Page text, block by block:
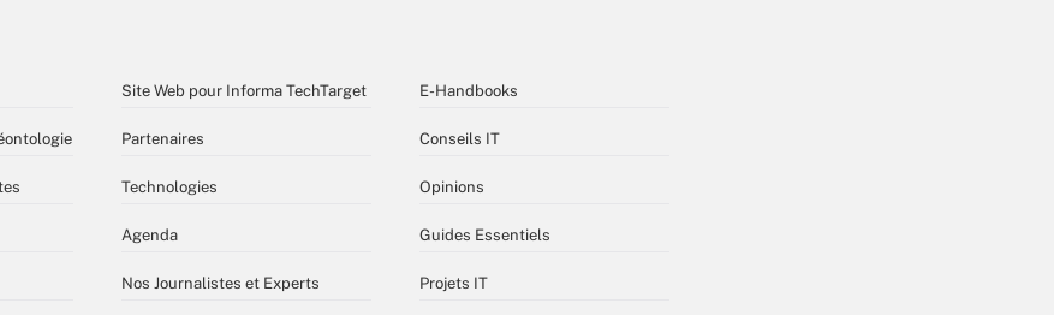
Site Web pour Informa TechTarget
Partenaires
Technologies
Agenda
Nos Journalistes et Experts
E-Handbooks
Conseils IT
Opinions
Guides Essentiels
Projets IT